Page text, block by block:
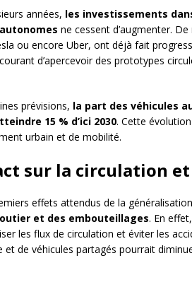
années, les investissements
ne cessent d’augmenter.
ou encore Uber, ont déjà fait
d’apercevoir des prototypes
prévisions, la part des véhicules
15 % d’ici 2030. Cette
urbain et de mobilité.
sur la circulation
effets attendus de la
et des embouteillages. En
les flux de circulation et éviter les
et de véhicules partagés pourrait